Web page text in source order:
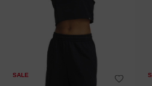
SALE